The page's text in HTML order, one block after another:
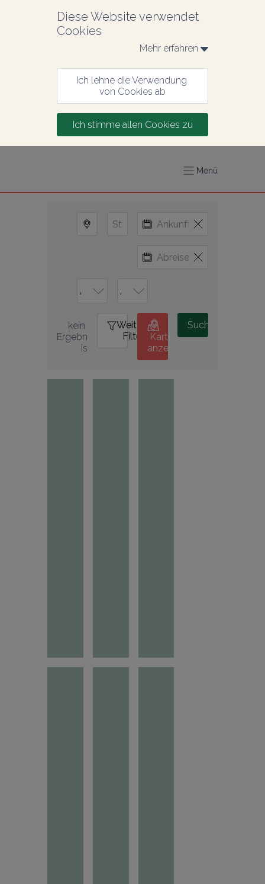
Diese Website verwendet
Cookies
Mehr erfahren
Ich lehne die Verwendung
von Cookies ab
Ich stimme allen Cookies zu
Menü
kein
Ergebn
is
Weitere
Filter
0
Karte
anzeigen
Suche